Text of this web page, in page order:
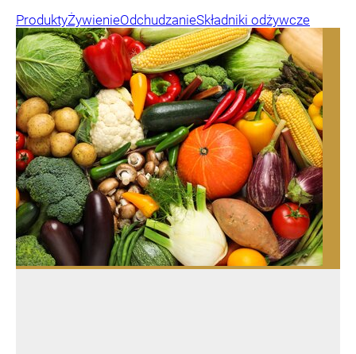
ProduktyŻywienieOdchudzanieSkładniki odżywcze